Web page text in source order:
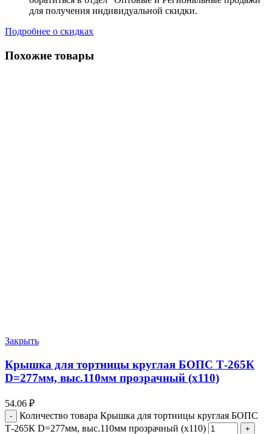
для получения индивидуальной скидки.
Подробнее о скидках
Похожие товары
Закрыть
Крышка для тортницы круглая БОПС Т-265К
D=277мм, выс.110мм прозрачный (х110)
54.06 ₽
Количество товара Крышка для тортницы круглая БОПС
Т-265К D=277мм, выс.110мм прозрачный (х110)